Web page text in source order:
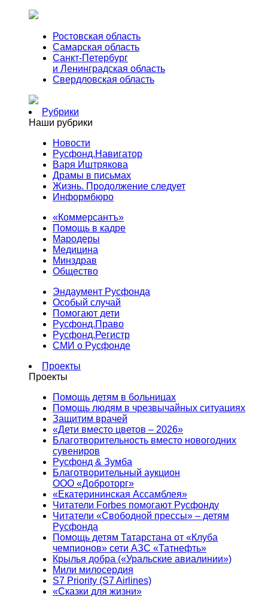
Ростовская область
Самарская область
Санкт-Петербург
и Ленинградская область
Свердловская область
Рубрики
Наши рубрики
Новости
Русфонд.Навигатор
Варя Иштрякова
Драмы в письмах
Жизнь. Продолжение следует
Информбюро
«Коммерсантъ»
Помощь в кадре
Мародеры
Медицина
Минздрав
Общество
Эндаумент Русфонда
Особый случай
Помогают дети
Русфонд.Право
Русфонд.Регистр
СМИ о Русфонде
Проекты
Проекты
Помощь детям в больницах
Помощь людям в чрезвычайных ситуациях
Защитим врачей
«Дети вместо цветов – 2026»
Благотворительность вместо новогодних
сувениров
Русфонд & Зумба
Благотворительный аукцион
ООО «Доброторг»
«Екатерининская Ассамблея»
Читатели Forbes помогают Русфонду
Читатели «Свободной прессы» – детям
Русфонда
Помощь детям Татарстана от «Клуба
чемпионов» сети АЗС «Татнефть»
Крылья добра («Уральские авиалинии»)
Мили милосердия
S7 Priority (S7 Airlines)
«Сказки для жизни»